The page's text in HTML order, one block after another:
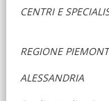
CENTRI E
REGIONE
ALESSANDRIA